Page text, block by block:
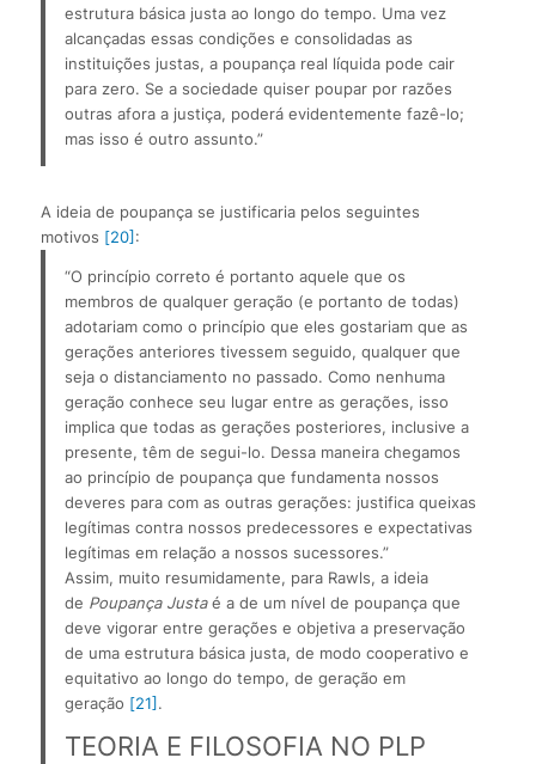
estrutura básica justa ao longo do tempo. Uma vez
alcançadas essas condições e consolidadas as
instituições justas, a poupança real líquida pode cair
para zero. Se a sociedade quiser poupar por razões
outras afora a justiça, poderá evidentemente fazê-lo;
mas isso é outro assunto.”
A ideia de poupança se justificaria pelos seguintes
motivos [20] :
“O princípio correto é portanto aquele que os
membros de qualquer geração (e portanto de todas)
adotariam como o princípio que eles gostariam que as
gerações anteriores tivessem seguido, qualquer que
seja o distanciamento no passado. Como nenhuma
geração conhece seu lugar entre as gerações, isso
implica que todas as gerações posteriores, inclusive a
presente, têm de segui-lo. Dessa maneira chegamos
ao princípio de poupança que fundamenta nossos
deveres para com as outras gerações: justifica queixas
legítimas contra nossos predecessores e expectativas
legítimas em relação a nossos sucessores.”
Assim, muito resumidamente, para Rawls, a ideia
de Poupança Justa é a de um nível de poupança que
deve vigorar entre gerações e objetiva a preservação
de uma estrutura básica justa, de modo cooperativo e
equitativo ao longo do tempo, de geração em
geração [21] .
TEORIA E FILOSOFIA NO PLP